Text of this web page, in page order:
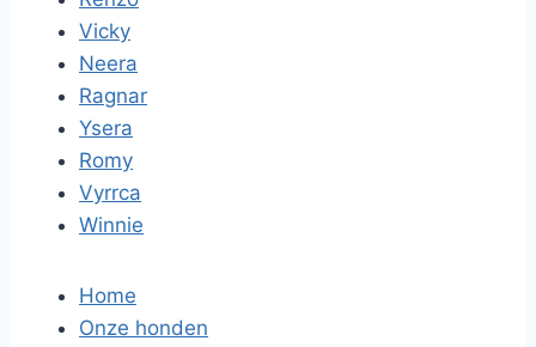
Vicky
Neera
Ragnar
Ysera
Romy
Vyrrca
Winnie
Home
Onze honden